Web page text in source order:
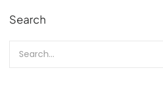
Search